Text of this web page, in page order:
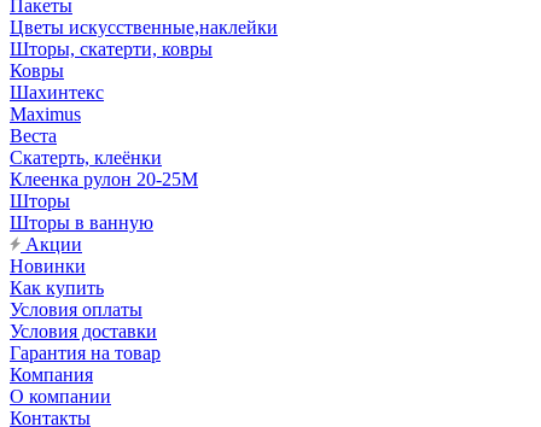
Пакеты
Цветы искусственные,наклейки
Шторы, скатерти, ковры
Ковры
Шахинтекс
Maximus
Веста
Скатерть, клеёнки
Клеенка рулон 20-25М
Шторы
Шторы в ванную
Акции
Новинки
Как купить
Условия оплаты
Условия доставки
Гарантия на товар
Компания
О компании
Контакты